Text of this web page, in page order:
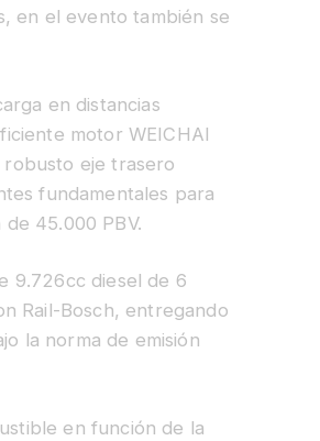
en el evento también se
en distancias
motor WEICHAI
robusto eje trasero
fundamentales para
45.000 PBV.
9.726cc diesel de 6
Rail-Bosch, entregando
la norma de emisión
en función de la